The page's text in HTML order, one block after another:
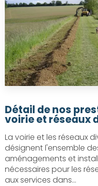
Détail de nos
voirie et réseaux
La voirie et les réseaux
désignent l'ensemble
aménagements et
nécessaires pour les
aux services dans...